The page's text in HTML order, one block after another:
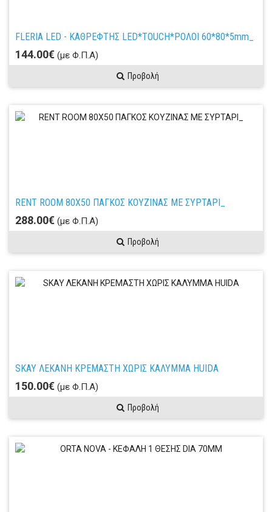
FLERIA LED - ΚΑΘΡΕΦΤΗΣ LED*TOUCH*ΡΟΛΟΙ 60*80*5mm_
144.00€ (με Φ.Π.Α)
Προβολή
RENT RΟΟΜ 80X50 ΠΑΓΚΟΣ ΚΟΥΖΙΝΑΣ ΜΕ ΣΥΡΤΑΡΙ_
288.00€ (με Φ.Π.Α)
Προβολή
SKAY ΛΕΚΑΝΗ ΚΡΕΜΑΣΤΗ ΧΩΡΙΣ ΚΑΛΥΜΜΑ HUIDA
150.00€ (με Φ.Π.Α)
Προβολή